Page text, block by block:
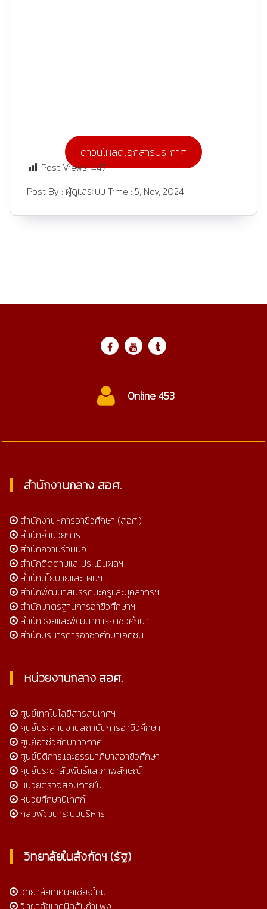
ดาวน์โหลดเอกสารประกาศ
Post Views:447
Post By : ผู้ดูแลระบบ Time : 5, Nov, 2024
ctc@cmtc.ac.th
สำนักงานกลาง สอศ.
สำนักงานฯการอาชีวศึกษา (สอศ.)
สำนักอำนวยการ
สำนักความร่วมมือ
สำนักติดตามและประเมินผลฯ
สำนักนโยบายและแผนฯ
สำนักพัฒนาสมรรถนะครูและบุคลากรฯ
สำนักมาตรฐานการอาชีวศึกษาฯ
สำนักวิจัยและพัฒนาการอาชีวศึกษา
สำนักบริหารการอาชีวศึกษาเอกชน
หน่วยงานกลาง สอศ.
ศูนย์เทคโนโลยีสารสนเทศฯ
ศูนย์ประสานงานสถาบันการอาชีวศึกษา
ศูนย์อาชีวศึกษาทวิภาคี
ศูนย์นิติการและธรรมาภิบาลอาชีวศึกษา
ศูนย์ประชาสัมพันธ์และภาพลักษณ์
หน่วยตรวจสอบภายใน
หน่วยศึกษานิเทศก์
กลุ่มพัฒนาระบบบริหาร
วิทยาลัยในสังกัดฯ (รัฐ)
วิทยาลัยเทคนิคเชียงใหม่
วิทยาลัยเทคนิคสันกำแพง